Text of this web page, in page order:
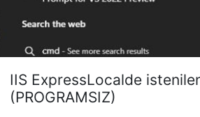
IIS ExpressLocalde
(PROGRAMSIZ)